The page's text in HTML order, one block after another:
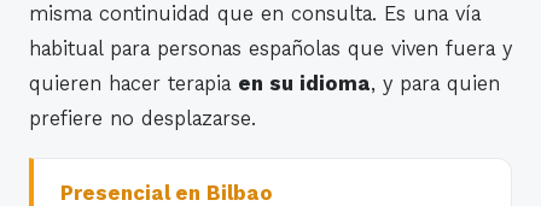
misma continuidad que en consulta. Es una vía
habitual para personas españolas que viven fuera y
quieren hacer terapia en su idioma, y para quien
prefiere no desplazarse.
Presencial en Bilbao